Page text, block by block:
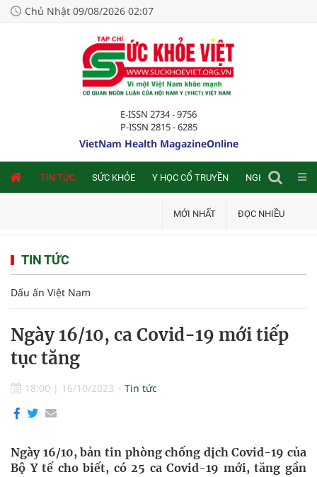
Chủ Nhật 09/08/2026 02:07
E-ISSN 2734 - 9756
P-ISSN 2815 - 6285
VietNam Health MagazineOnline
TIN TỨC SỨC KHỎE Y HỌC CỔ TRUYỀN NGHIÊN CỨU
MỚI NHẤT ĐỌC NHIỀU
TIN TỨC
Dấu ấn Việt Nam
Ngày 16/10, ca Covid-19 mới tiếp
tục tăng
18:00 | 16/10/2023 Tin tức
Ngày 16/10, bản tin phòng chống dịch Covid-19 của
Bộ Y tế cho biết, có 25 ca Covid-19 mới, tăng gần